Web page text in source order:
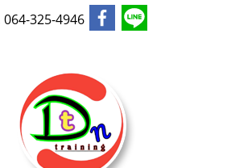
325-4946